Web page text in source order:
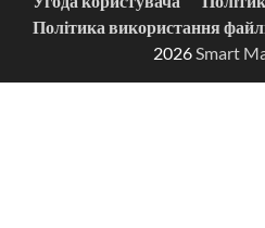
Політика використання
2026Smart